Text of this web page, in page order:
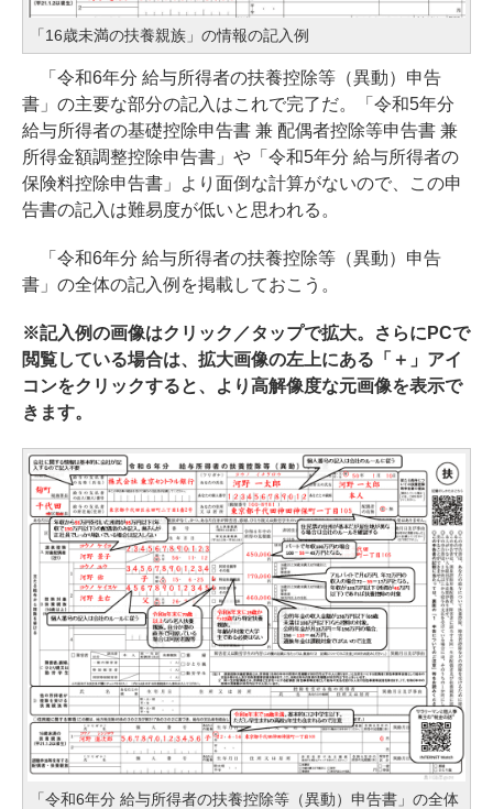
「16歳未満の扶養親族」の情報の記入例
「令和6年分 給与所得者の扶養控除等（異動）申告
書」の主要な部分の記入はこれで完了だ。「令和5年分
給与所得者の基礎控除申告書 兼 配偶者控除等申告書 兼
所得金額調整控除申告書」や「令和5年分 給与所得者の
保険料控除申告書」より面倒な計算がないので、この申
告書の記入は難易度が低いと思われる。
「令和6年分 給与所得者の扶養控除等（異動）申告
書」の全体の記入例を掲載しておこう。
※記入例の画像はクリック／タップで拡大。さらにPCで
閲覧している場合は、拡大画像の左上にある「＋」アイ
コンをクリックすると、より高解像度な元画像を表示で
きます。
「令和6年分 給与所得者の扶養控除等（異動）申告書」の全体